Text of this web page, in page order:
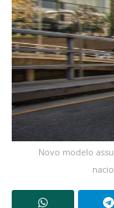
Novo modelo